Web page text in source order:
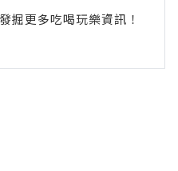
更多吃喝玩樂資訊！